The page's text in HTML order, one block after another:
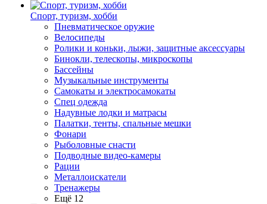
Спорт, туризм, хобби
Пневматическое оружие
Велосипеды
Ролики и коньки, лыжи, защитные аксессуары
Бинокли, телескопы, микроскопы
Бассейны
Музыкальные инструменты
Самокаты и электросамокаты
Спец одежда
Надувные лодки и матрасы
Палатки, тенты, спальные мешки
Фонари
Рыболовные снасти
Подводные видео-камеры
Рации
Металлоискатели
Тренажеры
Ещё 12